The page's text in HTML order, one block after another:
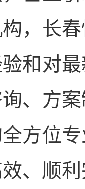
，长
和对
、方
方位
、顺